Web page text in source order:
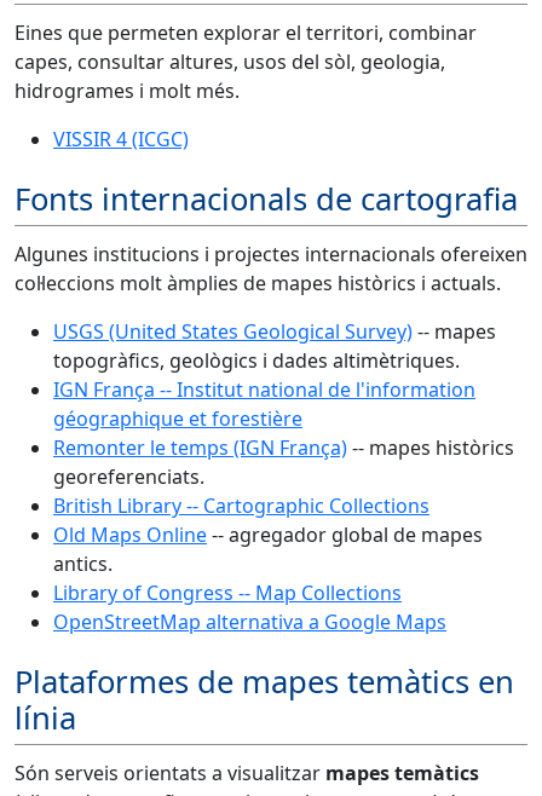
Eines que permeten explorar el territori, combinar
capes, consultar altures, usos del sòl, geologia,
hidrogrames i molt més.
VISSIR 4 (ICGC)
Fonts internacionals de cartografia
Algunes institucions i projectes internacionals ofereixen
col·leccions molt àmplies de mapes històrics i actuals.
USGS (United States Geological Survey)-- mapes
topogràfics, geològics i dades altimètriques.
IGN França -- Institut national de l'information
géographique et forestière
Remonter le temps (IGN França)-- mapes històrics
georeferenciats.
British Library -- Cartographic Collections
Old Maps Online-- agregador global de mapes
antics.
Library of Congress -- Map Collections
OpenStreetMap alternativa a Google Maps
Plataformes de mapes temàtics en
línia
Són serveis orientats a visualitzar mapes temàtics